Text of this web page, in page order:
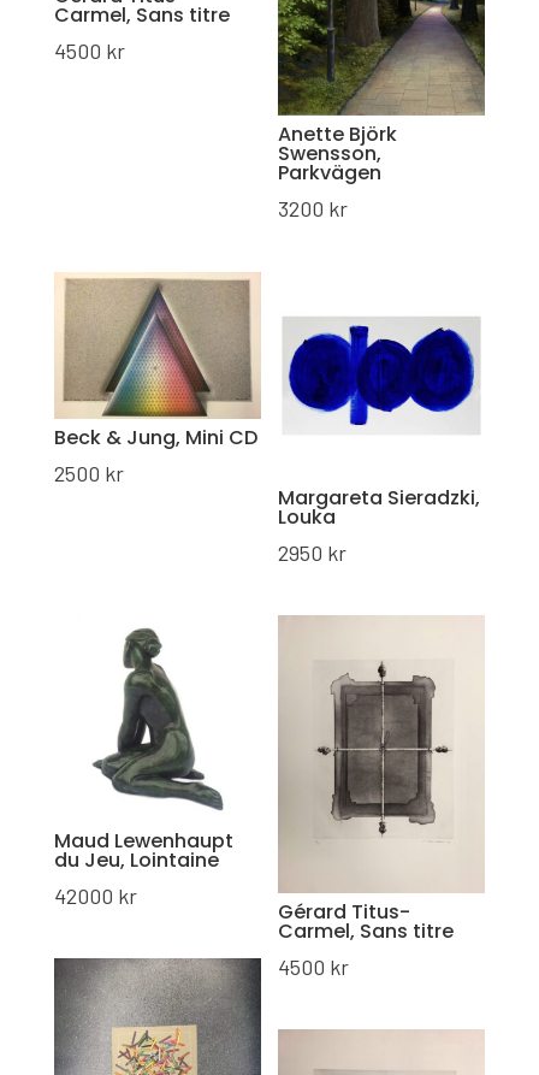
Carmel, Sans titre
4500 kr
Anette Björk
Swensson,
Parkvägen
3200 kr
Beck & Jung, Mini CD
2500 kr
Margareta Sieradzki,
Louka
2950 kr
Maud Lewenhaupt
du Jeu, Lointaine
42000 kr
Gérard Titus-
Carmel, Sans titre
4500 kr